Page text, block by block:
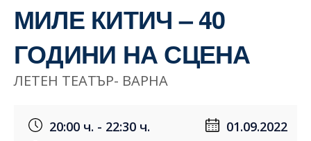
МИЛЕ КИТИЧ – 40
ГОДИНИ НА СЦЕНА
ЛЕТЕН ТЕАТЪР- ВАРНА
20:00 ч. - 22:30 ч.
01.09.2022